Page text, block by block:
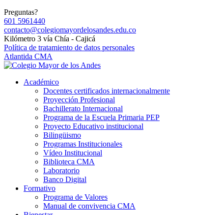
Preguntas?
601 5961440
contacto@colegiomayordelosandes.edu.co
Kilómetro 3 vía Chía - Cajicá
Política de tratamiento de datos personales
Atlantida CMA
Académico
Docentes certificados internacionalmente
Proyección Profesional
Bachillerato Internacional
Programa de la Escuela Primaria PEP
Proyecto Educativo institucional
Bilingüismo
Programas Institucionales
Vídeo Institucional
Biblioteca CMA
Laboratorio
Banco Digital
Formativo
Programa de Valores
Manual de convivencia CMA